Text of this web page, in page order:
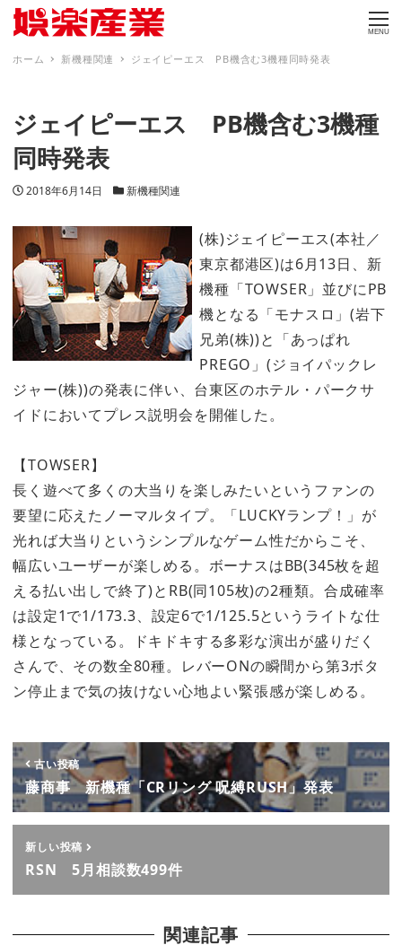
MENU
ホーム 新機種関連 ジェイピーエス PB機含む3機種同時発表
ジェイピーエス PB機含む3機種
同時発表
投稿日
2018年6月14日 カテゴリー
新機種関連
(株)ジェイピーエス(本社／
東京都港区)は6月13日、新
機種「TOWSER」並びにPB
機となる「モナスロ」(岩下
兄弟(株))と「あっぱれ
PREGO」(ジョイパックレ
ジャー(株))の発表に伴い、台東区のホテル・パークサ
イドにおいてプレス説明会を開催した。
【TOWSER】
長く遊べて多くの大当りを楽しみたいというファンの
要望に応えたノーマルタイプ。「LUCKYランプ！」が
光れば大当りというシンプルなゲーム性だからこそ、
幅広いユーザーが楽しめる。ボーナスはBB(345枚を超
える払い出しで終了)とRB(同105枚)の2種類。合成確率
は設定1で1/173.3、設定6で1/125.5というライトな仕
様となっている。ドキドキする多彩な演出が盛りだく
さんで、その数全80種。レバーONの瞬間から第3ボタ
ン停止まで気の抜けない心地よい緊張感が楽しめる。
古い投稿
藤商事 新機種「CRリング 呪縛RUSH」発表
新しい投稿
RSN 5月相談数499件
関連記事